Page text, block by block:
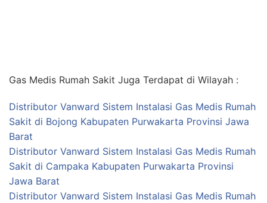
Gas Medis Rumah Sakit Juga Terdapat di Wilayah :
Distributor Vanward Sistem Instalasi Gas Medis Rumah
Sakit di Bojong Kabupaten Purwakarta Provinsi Jawa
Barat
Distributor Vanward Sistem Instalasi Gas Medis Rumah
Sakit di Campaka Kabupaten Purwakarta Provinsi
Jawa Barat
Distributor Vanward Sistem Instalasi Gas Medis Rumah